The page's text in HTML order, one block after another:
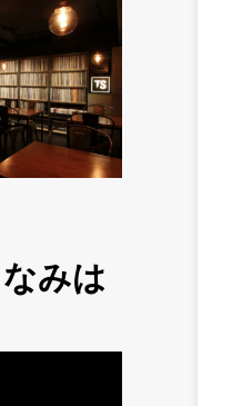
みは